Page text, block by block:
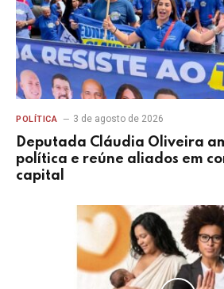
POLÍTICA 3 de agosto de 2026
Deputada Cláudia Oliveira
política e reúne aliados em
capital